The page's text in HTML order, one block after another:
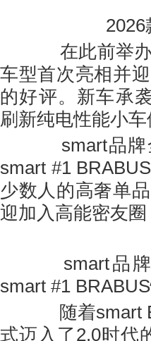
2026
在此前举办
车型首次亮相并
的好评。新车承
刷新纯电性能小车
smart品牌全
smart #1
少数人的高奢单
迎加入高能密友圈
smart品牌
smart #1
随着smart
式迈入了2.0时代